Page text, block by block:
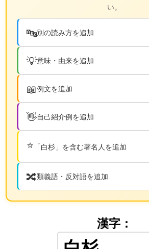
い。
🔤別の読み方を追加
💡意味・由来を追加
📖例文を追加
👋自己紹介例を追加
⭐ 「白杉」を含む著名人を追加
🔀類義語・反対語を追加
漢字：